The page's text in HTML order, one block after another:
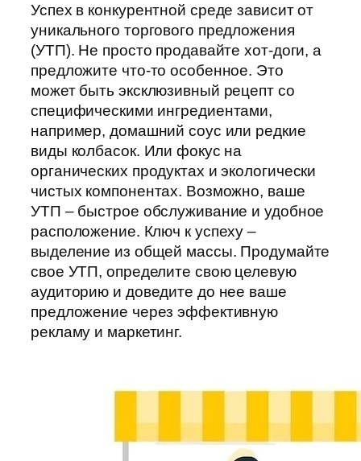
Успех в конкурентной среде зависит от
уникального торгового предложения
(УТП). Не просто продавайте хот-доги, а
предложите что-то особенное. Это
может быть эксклюзивный рецепт со
специфическими ингредиентами,
например, домашний соус или редкие
виды колбасок. Или фокус на
органических продуктах и экологически
чистых компонентах. Возможно, ваше
УТП – быстрое обслуживание и удобное
расположение. Ключ к успеху –
выделение из общей массы. Продумайте
свое УТП, определите свою целевую
аудиторию и доведите до нее ваше
предложение через эффективную
рекламу и маркетинг.